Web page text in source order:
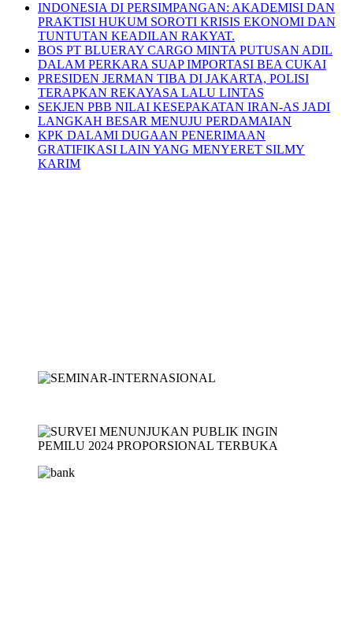
INDONESIA DI PERSIMPANGAN: AKADEMISI DAN
PRAKTISI HUKUM SOROTI KRISIS EKONOMI DAN
TUNTUTAN KEADILAN RAKYAT.
BOS PT BLUERAY CARGO MINTA PUTUSAN ADIL
DALAM PERKARA SUAP IMPORTASI BEA CUKAI
PRESIDEN JERMAN TIBA DI JAKARTA, POLISI
TERAPKAN REKAYASA LALU LINTAS
SEKJEN PBB NILAI KESEPAKATAN IRAN-AS JADI
LANGKAH BESAR MENUJU PERDAMAIAN
KPK DALAMI DUGAAN PENERIMAAN
GRATIFIKASI LAIN YANG MENYERET SILMY
KARIM